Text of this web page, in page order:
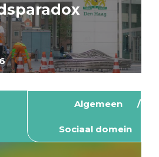
Algemeen
Sociaal domein